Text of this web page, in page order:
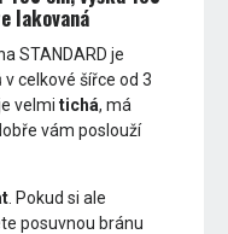
lakovaná
STANDARD je
celkové šířce od 3
velmitichá, má
vám poslouží
. Pokud si ale
posuvnou bránu